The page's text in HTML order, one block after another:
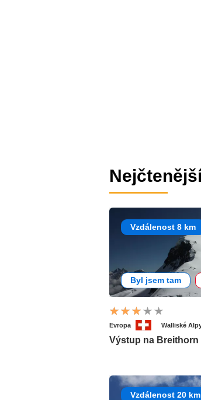
Vzdálenost 8 km
Byl jsem tam
Evropa Walliské
Výstup na Breithorn
Vzdálenost 20 km